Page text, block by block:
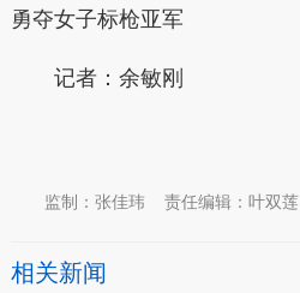
勇夺女子标枪亚军
记者：余敏刚
责任编辑：叶双莲
监制：张佳玮
相关新闻